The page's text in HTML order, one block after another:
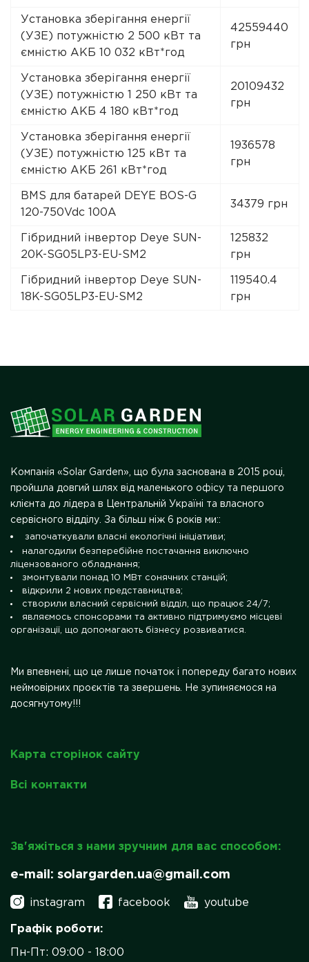
Установка зберігання енергії
(УЗЕ) потужністю 2 500 кВт та
ємністю АКБ 10 032 кВт*год
42559440
грн
Установка зберігання енергії
(УЗЕ) потужністю 1 250 кВт та
ємністю АКБ 4 180 кВт*год
20109432
грн
Установка зберігання енергії
(УЗЕ) потужністю 125 кВт та
ємністю АКБ 261 кВт*год
1936578
грн
BMS для батарей DEYE BOS-G
120-750Vdc 100A
34379 грн
Гібридний інвертор Deye SUN-
20K-SG05LP3-EU-SM2
125832
грн
Гібридний інвертор Deye SUN-
18K-SG05LP3-EU-SM2
119540.4
грн
Карта сторінок сайту
Всі контакти
Зв'яжіться з нами зручним для вас способом:
e-mail: solargarden.ua@gmail.com
instagram facebook youtube
Графік роботи:
Пн-Пт: 09:00 - 18:00
Компанія «Solar Garden», що була заснована в 2015 році,
пройшла довгий шлях від маленького офісу та першого
клієнта до лідера в Центральній Україні та власного
сервісного відділу. За більш ніж 6 років ми::
започаткували власні екологічні ініціативи;
налагодили безперебійне постачання виключно
ліцензованого обладнання;
змонтували понад 10 МВт сонячних станцій;
відкрили 2 нових представництва;
створили власний сервісний відділ, що працює 24/7;
являємось спонсорами та активно підтримуємо місцеві
організації, що допомагають бізнесу розвиватися.
Ми впевнені, що це лише початок і попереду багато нових
неймовірних проєктів та звершень. Не зупиняємося на
досягнутому!!!